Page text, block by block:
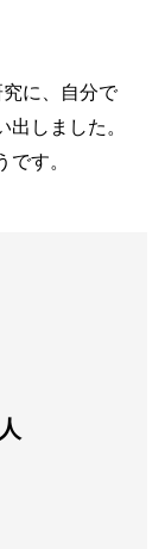
に、自分で
しました。
す。